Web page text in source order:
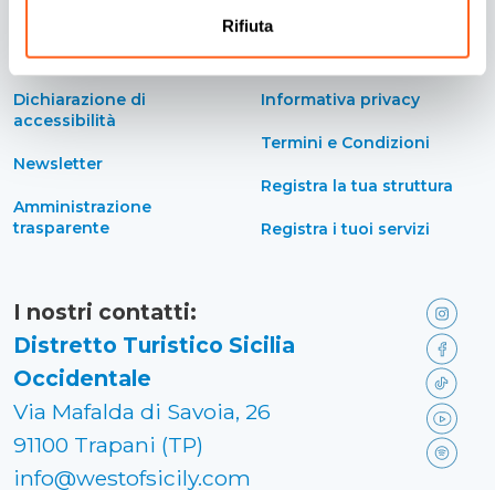
Rifiuta
Credits
Dichiarazione di
accessibilità
Newsletter
Amministrazione
trasparente
Preferenze cookies
Informativa privacy
Termini e Condizioni
Registra la tua struttura
Registra i tuoi servizi
I nostri contatti:
Distretto Turistico Sicilia
Occidentale
Via Mafalda di Savoia, 26
91100 Trapani (TP)
info@westofsicily.com